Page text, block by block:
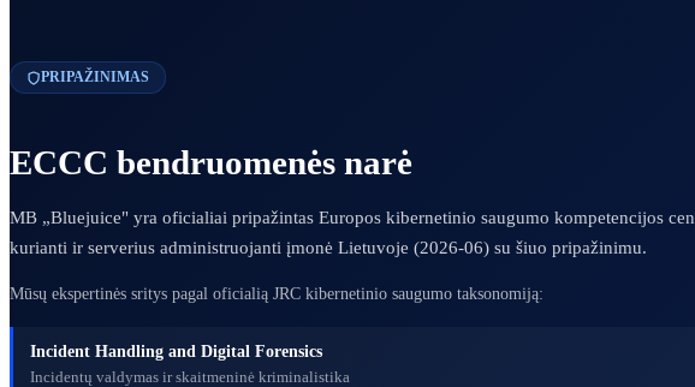
PRIPAŽINIMAS
ECCC bendruomenės narė
MB „Bluejuice" yra oficialiai pripažintas Europos kibernetinio saugumo kompetencijos
kurianti ir serverius administruojanti įmonė Lietuvoje (2026-06) su šiuo pripažinimu.
Mūsų ekspertinės sritys pagal oficialią JRC kibernetinio saugumo taksonomiją:
Incident Handling and Digital Forensics
Incidentų valdymas ir skaitmeninė kriminalistika